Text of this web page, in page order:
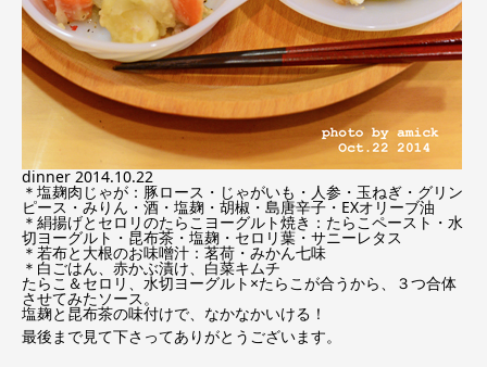
dinner 2014.10.22
＊塩麹肉じゃが：豚ロース・じゃがいも・人参・玉ねぎ・グリン
ピース・みりん・酒・塩麹・胡椒・島唐辛子・EXオリーブ油
＊絹揚げとセロリのたらこヨーグルト焼き：たらこペースト・水
切ヨーグルト・昆布茶・塩麹・セロリ葉・サニーレタス
＊若布と大根のお味噌汁：茗荷・みかん七味
＊白ごはん、赤かぶ漬け、白菜キムチ
たらこ＆セロリ、水切ヨーグルト×たらこが合うから、３つ合体
させてみたソース。
塩麹と昆布茶の味付けで、なかなかいける！
最後まで見て下さってありがとうございます。